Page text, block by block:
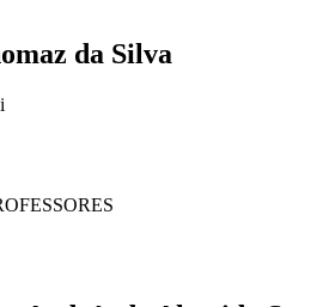
da Silva